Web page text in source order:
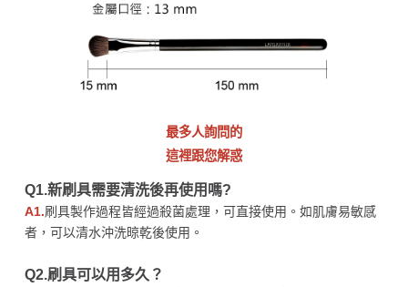
最多人詢問的
這裡跟您解惑
Q1.新刷具需要清洗後再使用嗎?
A1.刷具製作過程皆經過殺菌處理，可直接使用。如肌膚易敏感
者，可以清水沖洗晾乾後使用。
Q2.刷具可以用多久？